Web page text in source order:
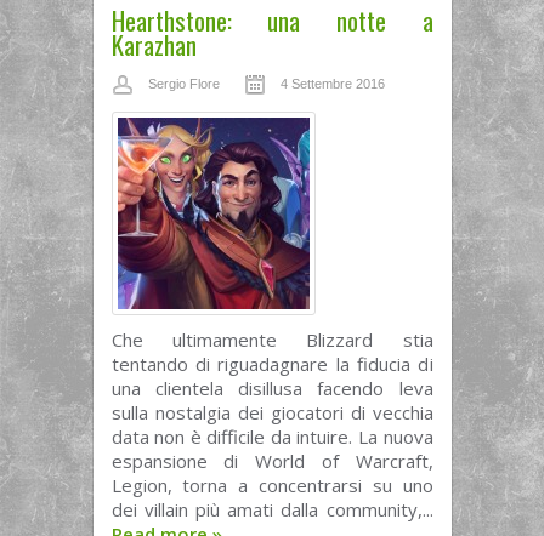
Hearthstone: una notte a
Karazhan
Sergio Flore 4 Settembre 2016
Che ultimamente Blizzard stia
tentando di riguadagnare la fiducia di
una clientela disillusa facendo leva
sulla nostalgia dei giocatori di vecchia
data non è difficile da intuire. La nuova
espansione di World of Warcraft,
Legion, torna a concentrarsi su uno
dei villain più amati dalla community,...